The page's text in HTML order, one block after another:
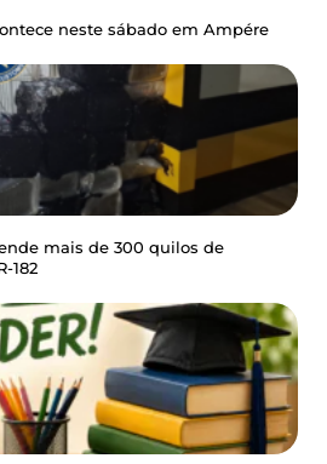
neste sábado em Ampére
mais de 300 quilos de
182